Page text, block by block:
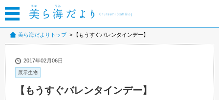
美ら海だよりトップ 【もうすぐバレンタインデー】
2017年02月06日
展示生物
【もうすぐバレンタインデー】